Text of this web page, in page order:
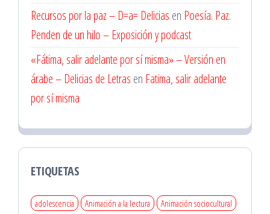
Recursos por la paz – D=a= Delicias en Poesía. Paz.
Penden de un hilo – Exposición y podcast
«Fátima, salir adelante por sí misma» – Versión en
árabe – Delicias de Letras en Fatima, salir adelante
por sí misma
ETIQUETAS
adolescencia Animación a la lectura
Animación sociocultural